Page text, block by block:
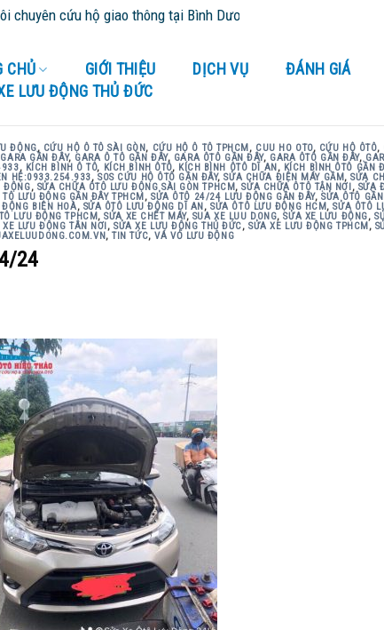
cứu hộ giao thông tại Bình Dương và tỉnh thành lân cận - Cứu
CHỦ GIỚI THIỆU DỊCH VỤ ĐÁNH GIÁ
LƯU ĐỘNG THỦ ĐỨC
ĐỘNG, CỨU HỘ Ô TÔ SÀI GÒN, CỨU HỘ Ô TÔ TPHCM, CUU HO OTO, CỨU HỘ ÔTÔ,
GARA GẦN ĐÂY, GARA Ô TÔ GẦN ĐÂY, GARA ÔTÔ GẦN ĐÂY, GARA ÔTÔ GẦN ĐÂY,
, KÍCH BÌNH Ô TÔ, KÍCH BÌNH ÔTÔ, KÍCH BÌNH ÔTÔ DĨ AN, KÍCH BÌNH ÔTÔ GẦN
HỆ:0933.254.933,SOS CỨU HỘ ÔTÔ GẦN ĐÂY,SỬA CHỮA ĐIỆN MÁY GẦM,SỬA
ĐỘNG, SỬA CHỮA ÔTÔ LƯU ĐỘNG SÀI GÒN TPHCM,SỬA CHỮA ÔTÔ TẬN NƠI, SỬA
TÔ LƯU ĐỘNG GẦN ĐÂY TPHCM,SỬA ÔTÔ 24/24 LƯU ĐỘNG GẦN ĐÂY,SỬA ÔTÔ
ĐỘNG BIÊN HOÀ, SỬA ÔTÔ LƯU ĐỘNG DĨ AN,SỬA ÔTÔ LƯU ĐỘNG HCM,SỬA ÔTÔ
LƯU ĐỘNG TPHCM,SỬA XE CHẾT MÁY, SUA XE LUU DONG,SỬA XE LƯU ĐỘNG,
XE LƯU ĐỘNG TÂN NƠI,SỬA XE LƯU ĐỘNG THỦ ĐỨC,SỬA XE LƯU ĐỘNG TPHCM,
,TIN TỨC,VÁ VỎ LƯU ĐỘNG
24